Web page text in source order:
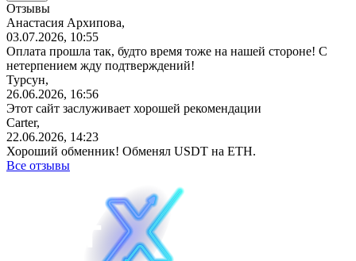
Отзывы
Анастасия Архипова,
03.07.2026, 10:55
Оплата прошла так, будто время тоже на нашей стороне! С
нетерпением жду подтверждений!
Турсун,
26.06.2026, 16:56
Этот сайт заслуживает хорошей рекомендации
Carter,
22.06.2026, 14:23
Хороший обменник! Обменял USDT на ETH.
Все отзывы